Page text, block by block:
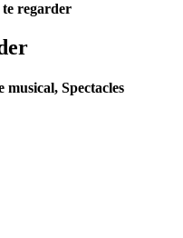
regarder
musical, Spectacles